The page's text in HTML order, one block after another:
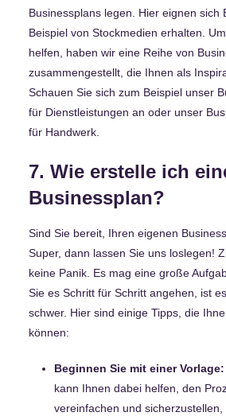
Businessplans legen. Hier eignen sich
Beispiel von Stockmedien erhalten.
helfen, haben wir eine Reihe von
zusammengestellt, die Ihnen als
Schauen Sie sich zum Beispiel unser
für Dienstleistungen an oder unser
für Handwerk.
7. Wie erstelle ich
Businessplan?
Sind Sie bereit, Ihren eigenen
Super, dann lassen Sie uns loslegen!
keine Panik. Es mag eine große
Sie es Schritt für Schritt angehen, ist
schwer. Hier sind einige Tipps, die
können:
Beginnen Sie mit einer Vorlage:
kann Ihnen dabei helfen, den
vereinfachen und sicherzustellen,